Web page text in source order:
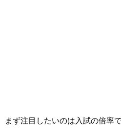
まず注目したいのは入試の倍率で